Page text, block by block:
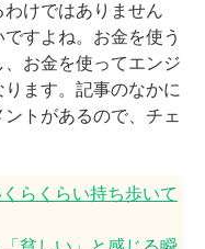
けではありません
すよね。お金を使う
お金を使ってエンジ
ます。記事のなかに
トがあるので、チェ
らくらい持ち歩いて